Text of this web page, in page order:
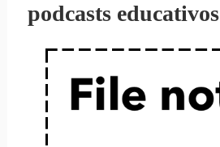
podcasts educativos